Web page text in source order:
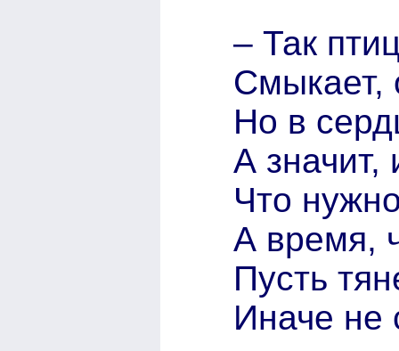
– Так
Смыкает,
Но в
А
Что
А время,
Пусть
Иначе не